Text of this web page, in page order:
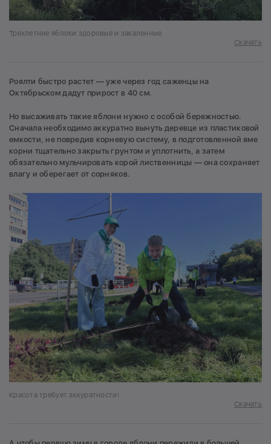
Трехлетние яблоки здоровые и закаленные
Скачать
Роялти быстро растет — уже через год саженцы на
Октябрьском дадут прирост в 40 см.
Но высаживать такие яблони нужно с особой бережностью.
Сначала необходимо аккуратно вынуть деревце из пластиковой
емкости, не повредив корневую систему, в подготовленной яме
корни тщательно закрыть грунтом и уплотнить, а затем
обязательно мульчировать корой лиственницы — она сохраняет
влагу и оберегает от сорняков.
Красота требует аккуратности!
Скачать